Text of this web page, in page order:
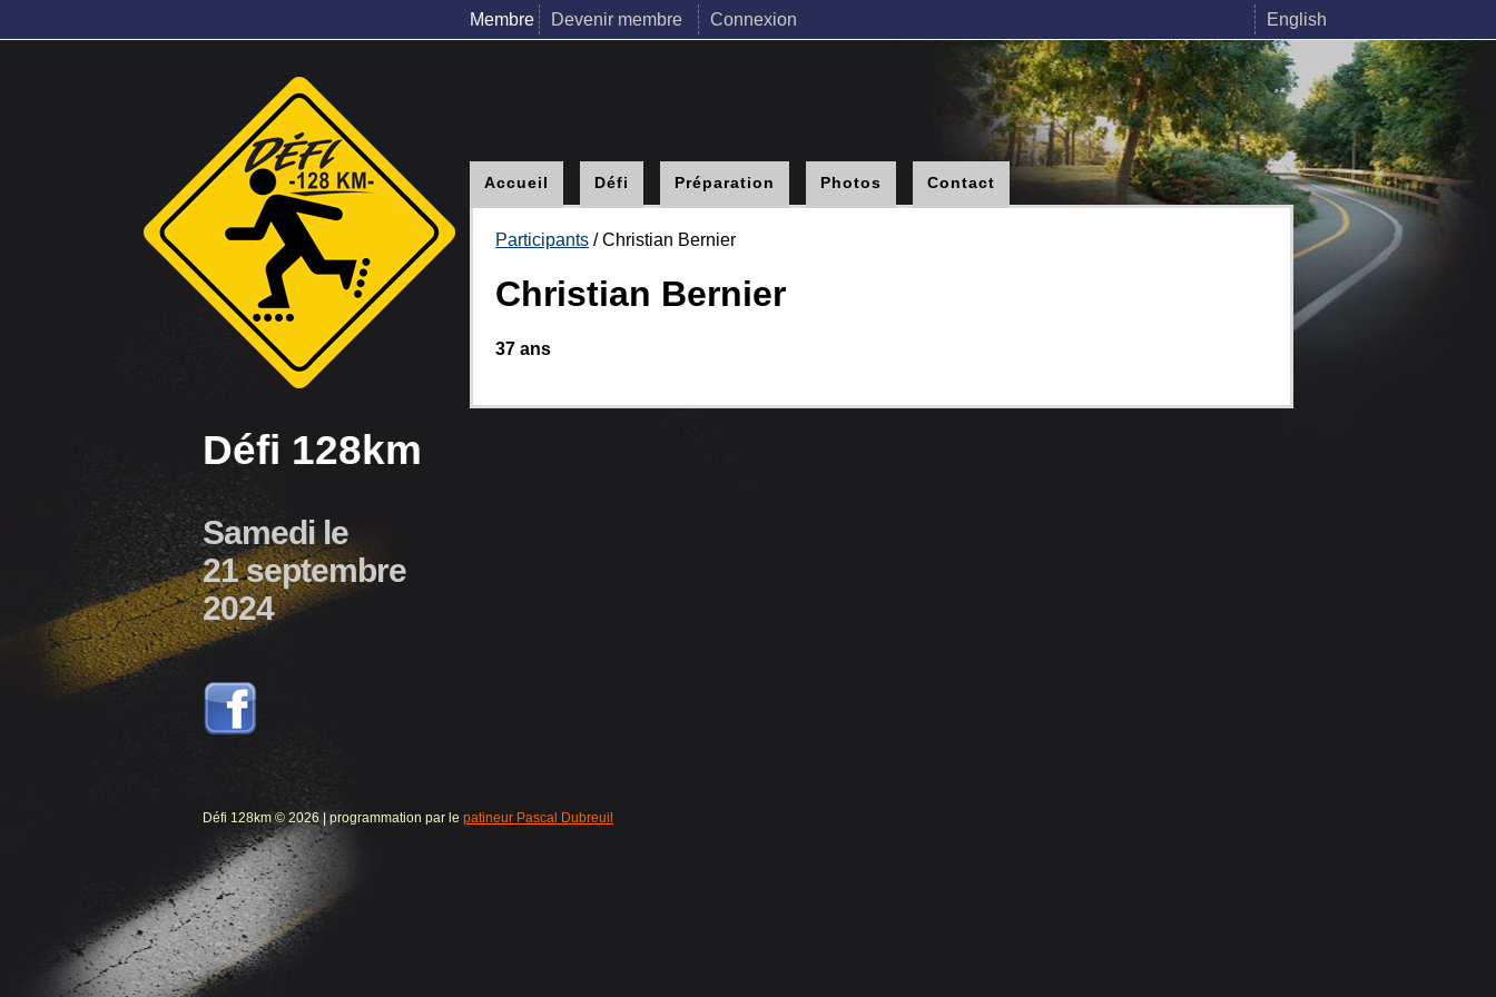
Membre Devenir membre Connexion English
Défi 128km
Samedi le
21 septembre
2024
Accueil Défi Préparation Photos Contact
Participants / Christian Bernier
Christian Bernier
37 ans
Défi 128km © 2026 | programmation par le patineur Pascal Dubreuil